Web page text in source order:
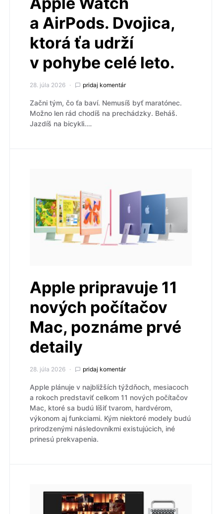
a AirPods. Dvojica,
ktorá ťa udrží
v pohybe celé leto.
28. júla 2026 pridaj komentár
Začni tým, čo ťa baví. Nemusíš byť maratónec.
Možno len rád chodíš na prechádzky. Beháš.
Jazdíš na bicykli.…
Apple pripravuje 11
nových počítačov
Mac, poznáme prvé
detaily
28. júla 2026 pridaj komentár
Apple plánuje v najbližších týždňoch, mesiacoch
a rokoch predstaviť celkom 11 nových počítačov
Mac, ktoré sa budú líšiť tvarom, hardvérom,
výkonom aj funkciami. Kým niektoré modely budú
prirodzenými následovníkmi existujúcich, iné
prinesú prekvapenia.